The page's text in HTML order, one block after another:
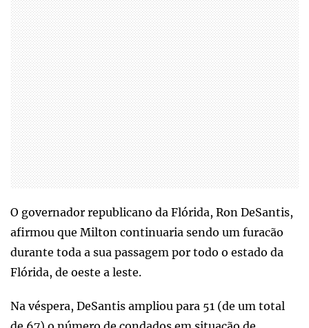
O governador republicano da Flórida, Ron DeSantis,
afirmou que Milton continuaria sendo um furacão
durante toda a sua passagem por todo o estado da
Flórida, de oeste a leste.
Na véspera, DeSantis ampliou para 51 (de um total